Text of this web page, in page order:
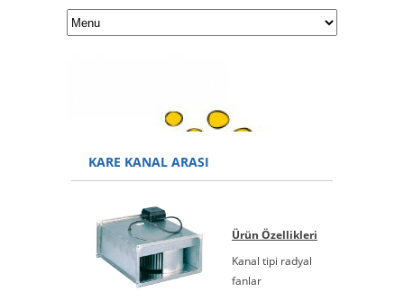
KARE KANAL ARASI
Ürün Özellikleri
Kanal tipi radyal
fanlar